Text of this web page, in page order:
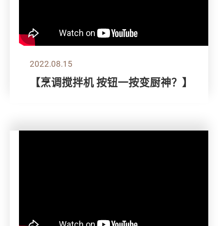
2022.08.15
【烹调搅拌机 按钮一按变厨神？】